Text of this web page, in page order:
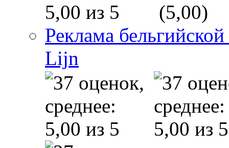
(5,00)
Реклама
Lijn